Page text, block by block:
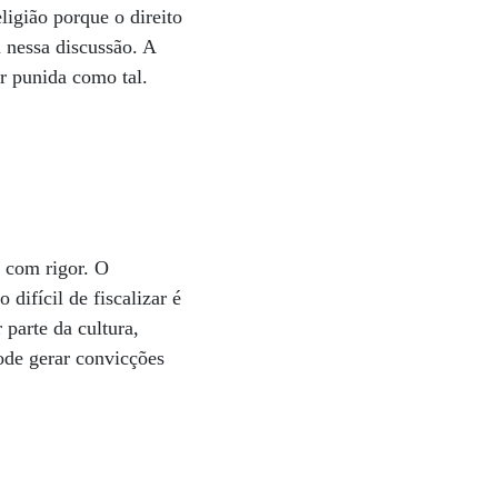
porque o direito
discussão. A
punida como tal.
com rigor. O
difícil de fiscalizar é
parte da cultura,
gerar convicções